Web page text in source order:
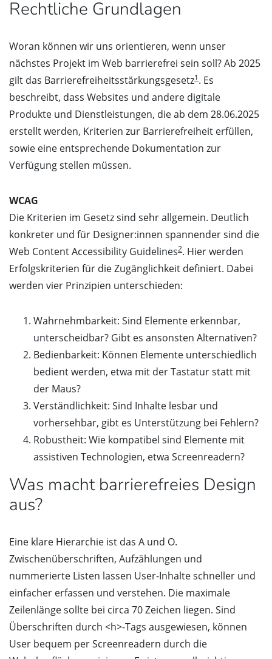
Rechtliche Grundlagen
Woran können wir uns orientieren, wenn unser
nächstes Projekt im Web barrierefrei sein soll? Ab 2025
gilt das Barrierefreiheitsstärkungsgesetz1. Es
beschreibt, dass Websites und andere digitale
Produkte und Dienstleistungen, die ab dem 28.06.2025
erstellt werden, Kriterien zur Barrierefreiheit erfüllen,
sowie eine entsprechende Dokumentation zur
Verfügung stellen müssen.
WCAG
Die Kriterien im Gesetz sind sehr allgemein. Deutlich
konkreter und für Designer:innen spannender sind die
Web Content Accessibility Guidelines2. Hier werden
Erfolgskriterien für die Zugänglichkeit definiert. Dabei
werden vier Prinzipien unterschieden:
Wahrnehmbarkeit: Sind Elemente erkennbar,
unterscheidbar? Gibt es ansonsten Alternativen?
Bedienbarkeit: Können Elemente unterschiedlich
bedient werden, etwa mit der Tastatur statt mit
der Maus?
Verständlichkeit: Sind Inhalte lesbar und
vorhersehbar, gibt es Unterstützung bei Fehlern?
Robustheit: Wie kompatibel sind Elemente mit
assistiven Technologien, etwa Screenreadern?
Was macht barrierefreies Design
aus?
Eine klare Hierarchie ist das A und O.
Zwischenüberschriften, Aufzählungen und
nummerierte Listen lassen User-Inhalte schneller und
einfacher erfassen und verstehen. Die maximale
Zeilenlänge sollte bei circa 70 Zeichen liegen. Sind
Überschriften durch <h>-Tags ausgewiesen, können
User bequem per Screenreadern durch die